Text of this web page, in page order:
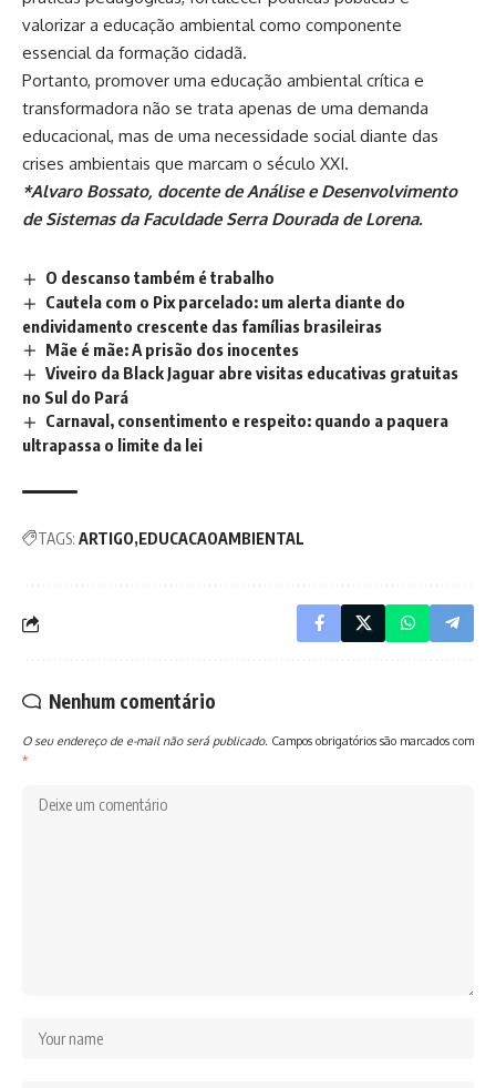
valorizar a educação ambiental como componente
essencial da formação cidadã.
Portanto, promover uma educação ambiental crítica e
transformadora não se trata apenas de uma demanda
educacional, mas de uma necessidade social diante das
crises ambientais que marcam o século XXI.
*Alvaro Bossato, docente de Análise e Desenvolvimento
de Sistemas da Faculdade Serra Dourada de Lorena.
O descanso também é trabalho
Cautela com o Pix parcelado: um alerta diante do
endividamento crescente das famílias brasileiras
Mãe é mãe: A prisão dos inocentes
Viveiro da Black Jaguar abre visitas educativas gratuitas
no Sul do Pará
Carnaval, consentimento e respeito: quando a paquera
ultrapassa o limite da lei
TAGS: ARTIGO EDUCACAOAMBIENTAL
Nenhum comentário
O seu endereço de e-mail não será publicado. Campos obrigatórios são marcados com
*